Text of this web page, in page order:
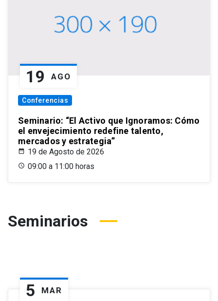
19 AGO
Conferencias
Seminario: “El Activo que Ignoramos: Cómo
el envejecimiento redefine talento,
mercados y estrategia”
19 de Agosto de 2026
09:00 a 11:00 horas
Seminarios
5 MAR